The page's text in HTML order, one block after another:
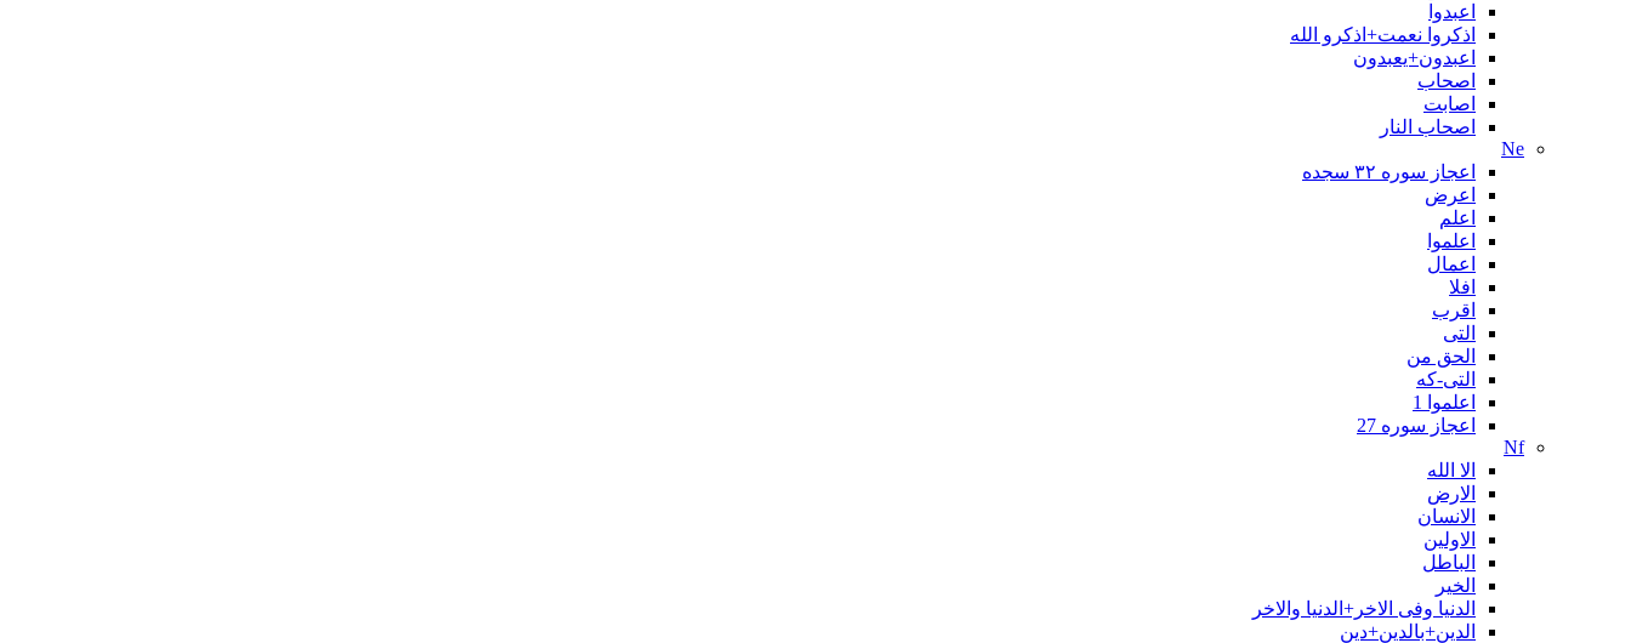
اعبدوا
اذکروا نعمت+اذکرو الله
اعبدون+یعبدون
اصحاب
اصابت
اصحاب النار
Ne
اعجاز سوره ۳۲ سجده
اعرض
اعلم
اعلموا
اعمال
افلا
اقرب
التی
الحق من
التی-که
اعلموا 1
اعجاز سوره 27
Nf
الا الله
الارض
الانسان
الاولین
الباطل
الخیر
الدنیا وفی الاخر+الدنیا والاخر
الدین+بالدین+دین